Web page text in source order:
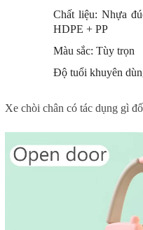
Chất liệu: Nhựa
HDPE + PP
Màu sắc: Tùy trọn
Độ tuổi khuyên
Xe chòi chân có tác dụng gì